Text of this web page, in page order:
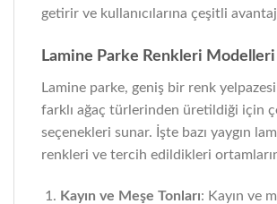
getirir ve kullanıcılarına çeşitli
Lamine Parke Renkleri Modelleri
Lamine parke, geniş bir renk
farklı ağaç türlerinden üretildiği için
seçenekleri sunar. İşte bazı yaygın
renkleri ve tercih edildikleri
Kayın ve Meşe Tonları: Kayın ve